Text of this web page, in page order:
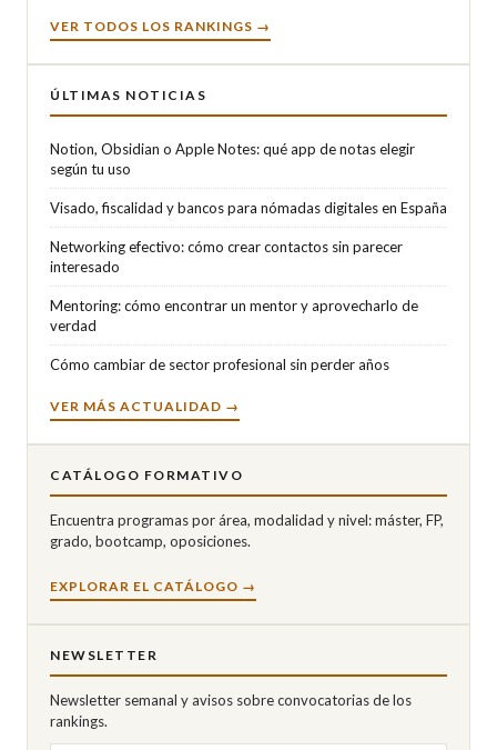
VER TODOS LOS RANKINGS →
ÚLTIMAS NOTICIAS
Notion, Obsidian o Apple Notes: qué app de notas elegir
según tu uso
Visado, fiscalidad y bancos para nómadas digitales en España
Networking efectivo: cómo crear contactos sin parecer
interesado
Mentoring: cómo encontrar un mentor y aprovecharlo de
verdad
Cómo cambiar de sector profesional sin perder años
VER MÁS ACTUALIDAD →
CATÁLOGO FORMATIVO
Encuentra programas por área, modalidad y nivel: máster, FP,
grado, bootcamp, oposiciones.
EXPLORAR EL CATÁLOGO →
NEWSLETTER
Newsletter semanal y avisos sobre convocatorias de los
rankings.